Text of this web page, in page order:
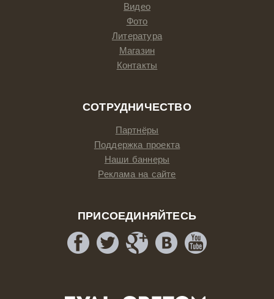
Видео
Фото
Литература
Магазин
Контакты
СОТРУДНИЧЕСТВО
Партнёры
Поддержка проекта
Наши баннеры
Реклама на сайте
ПРИСОЕДИНЯЙТЕСЬ